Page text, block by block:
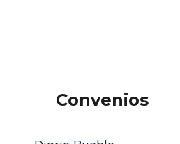
Convenios